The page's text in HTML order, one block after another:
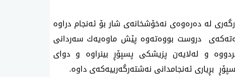
لە دەرەوەی نەخۆشخانەی شار بۆ ئەنجام دراوە
دروست بووەتەوە پێش ماوەیەك سەردانی
و لەلایەن پزیشكی پسپۆڕ بینراوە و دوای
بڕیاری ئەنجامدانی نەشتەرگەرییەكەی داوە.